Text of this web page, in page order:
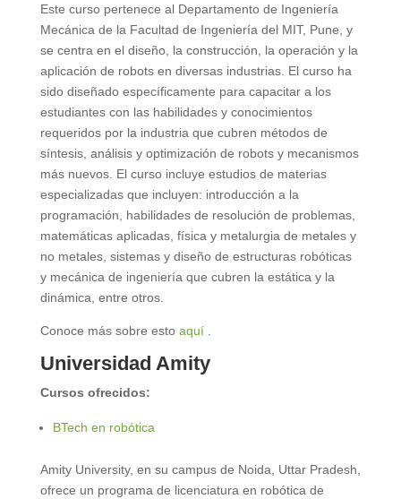
Este curso pertenece al Departamento de Ingeniería
Mecánica de la Facultad de Ingeniería del MIT, Pune, y
se centra en el diseño, la construcción, la operación y la
aplicación de robots en diversas industrias. El curso ha
sido diseñado específicamente para capacitar a los
estudiantes con las habilidades y conocimientos
requeridos por la industria que cubren métodos de
síntesis, análisis y optimización de robots y mecanismos
más nuevos. El curso incluye estudios de materias
especializadas que incluyen: introducción a la
programación, habilidades de resolución de problemas,
matemáticas aplicadas, física y metalurgia de metales y
no metales, sistemas y diseño de estructuras robóticas
y mecánica de ingeniería que cubren la estática y la
dinámica, entre otros.
Conoce más sobre esto aquí.
Universidad Amity
Cursos ofrecidos:
BTech en robótica
Amity University, en su campus de Noida, Uttar Pradesh,
ofrece un programa de licenciatura en robótica de